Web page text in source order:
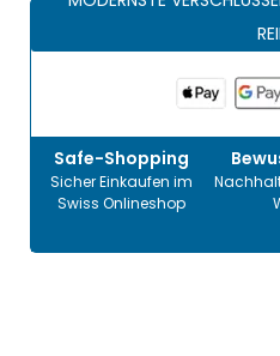
Safe-Shopping
Sicher Einkaufen im
Swiss Onlineshop